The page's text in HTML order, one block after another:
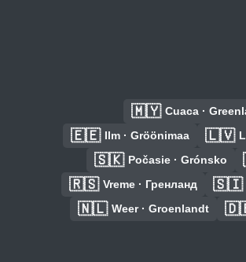
🇲🇾 Cuaca ·
🇪🇪 Ilm · Gröönimaa 🇱🇻
🇸🇰 Počasie · Grónsko
🇷🇸 Vreme · Гренланд 🇸🇮
🇳🇱 Weer · Groenlandt